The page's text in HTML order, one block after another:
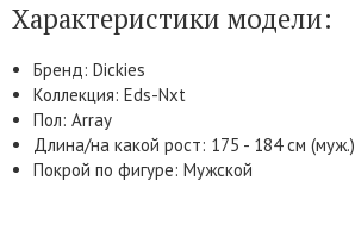
Характеристики модели:
Бренд: Dickies
Коллекция: Eds-Nxt
Пол: Array
Длина/на какой рост: 175 - 184 см (муж.)
Покрой по фигуре: Мужской